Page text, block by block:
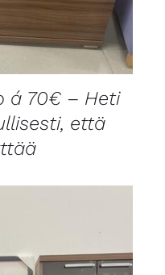
á 70€ – Heti
että